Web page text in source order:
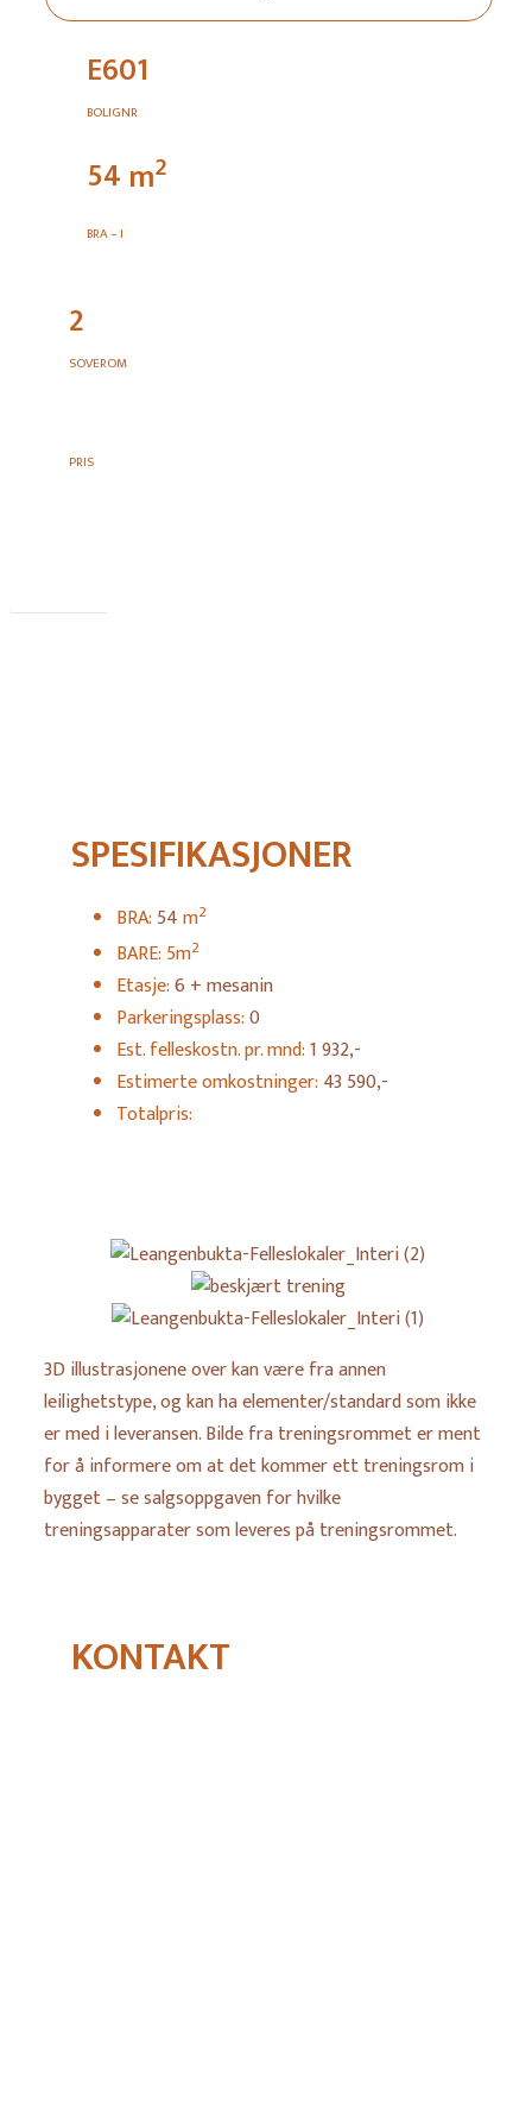
E601
BOLIGNR
54 m2
BRA – I
2
SOVEROM
PRIS
SPESIFIKASJONER
BRA: 54m2
BARE: 5m2
Etasje:6 + mesanin
Parkeringsplass:0
Est. felleskostn. pr. mnd:1 932,-
Estimerte omkostninger: 43 590,-
Totalpris:
Leangenbukta-
Felleslokaler_Interi
beskjært
Felleslokaler_Interi
(1)
3D illustrasjonene over kan være fra annen
leilighetstype, og kan ha elementer/standard som ikke
er med i leveransen. Bilde fra treningsrommet er ment
for å informere om at det kommer ett treningsrom i
bygget – se salgsoppgaven for hvilke
treningsapparater som leveres på treningsrommet.
KONTAKT